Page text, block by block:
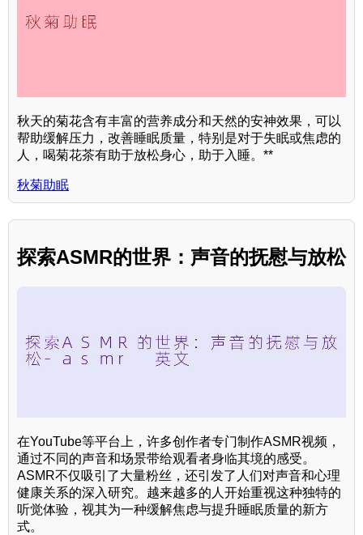
秋天的菊花含有丰富的营养成分和天然的安神效果，可以
帮助缓解压力，改善睡眠质量，特别是对于失眠或焦虑的
人，喝菊花茶有助于放松身心，助于入睡。**
秋菊助眠
探索ASMR的世界：声音的抚慰与放松
在YouTube等平台上，许多创作者专门制作ASMR视频，
通过不同的声音和场景带给观看者身临其境的感受。
ASMR不仅吸引了大量粉丝，还引发了人们对声音和心理
健康关系的深入研究。越来越多的人开始重视这种独特的
听觉体验，视其为一种缓解焦虑与提升睡眠质量的新方
式。